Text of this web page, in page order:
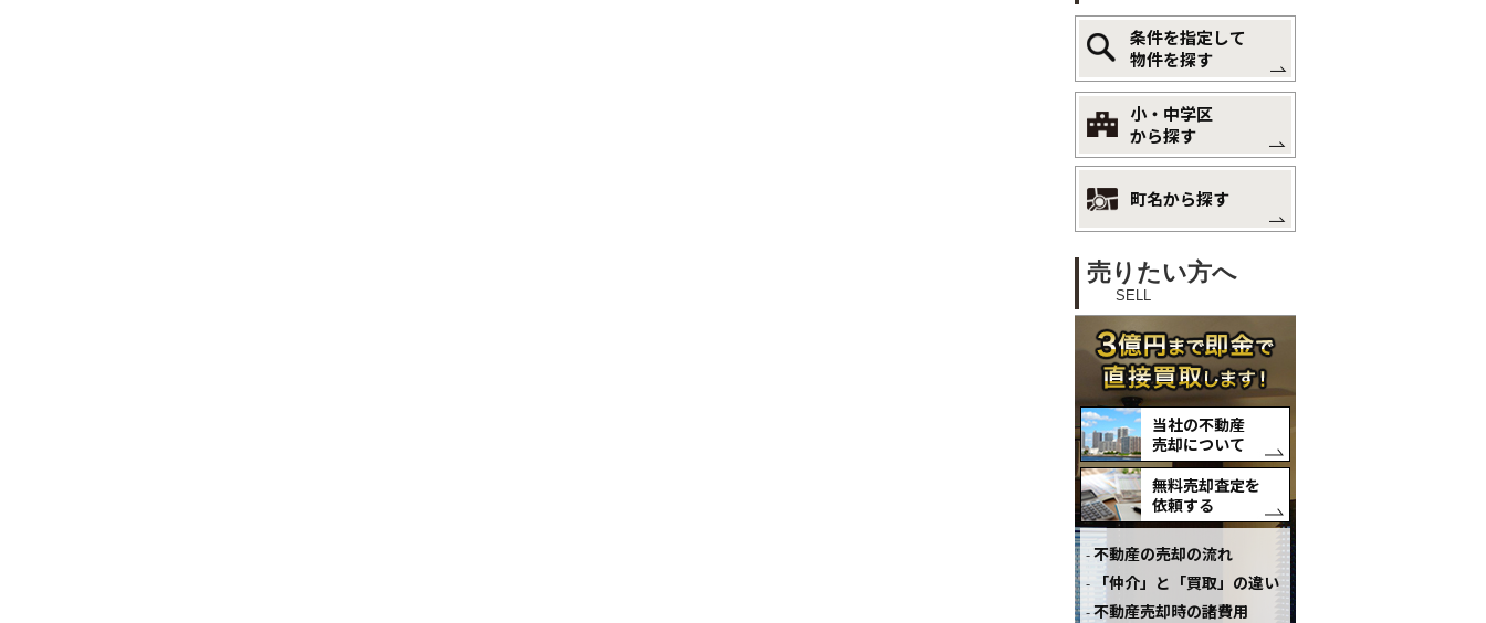
条件を指定して
物件を探す
小・中学区
から探す
町名から探す
売りたい方へ
SELL
当社の不動産
売却について
無料売却査定を
依頼する
不動産の売却の流れ
「仲介」と「買取」の違い
不動産売却時の諸費用